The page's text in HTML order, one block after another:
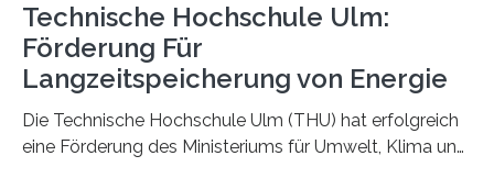
Technische Hochschule Ulm:
Förderung Für
Langzeitspeicherung von Energie
Die Technische Hochschule Ulm (THU) hat erfolgreich
eine Förderung des Ministeriums für Umwelt, Klima und